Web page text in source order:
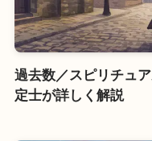
過去数／スピリチュ
定士が詳しく解説